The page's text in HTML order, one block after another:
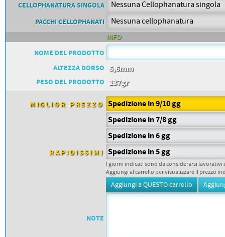
CELLOPHANATURA SINGOLA
PACCHI CELLOPHANATI
INFO
NOME DEL PRODOTTO
ALTEZZA DORSO 6,6mm
PESO DEL PRODOTTO 137gr
MIGLIOR PREZZO Spedizione in 9/10 gg
Spedizione in 7/8 gg
Spedizione in 6 gg
RAPIDISSIMI Spedizione in 5 gg
I giorni indicati sono da considerarsi
Aggiungi al carrello per visualizzare il prezzo
NOTE